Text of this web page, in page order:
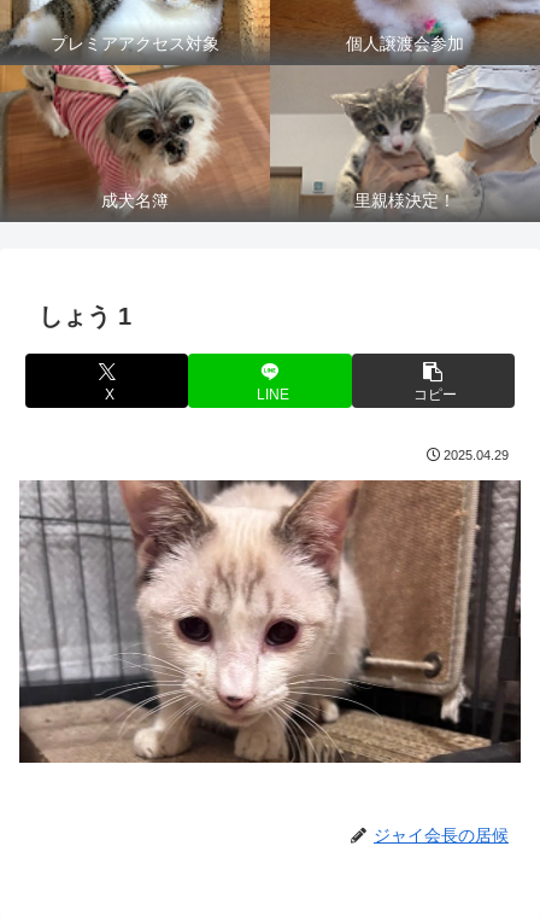
プレミアアクセス対象 個人譲渡会参加
成犬名簿 里親様決定！
しょう 1
X LINE コピー
2025.04.29
ジャイ会長の居候